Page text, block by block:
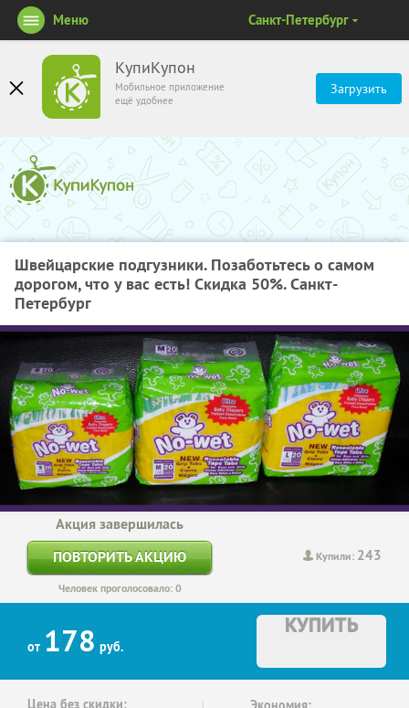
КупиКупон
Мобильное приложение
ещё удобнее
Загрузить
Меню Санкт-Петербург
Швейцарские подгузники. Позаботьтесь о самом
дорогом, что у вас есть! Скидка 50%. Санкт-
Петербург
Купили: 243
Акция завершилась
ПОВТОРИТЬ АКЦИЮ
Человек проголосовало: 0
от 178 руб.
КУПИТЬ
Цена без скидки: